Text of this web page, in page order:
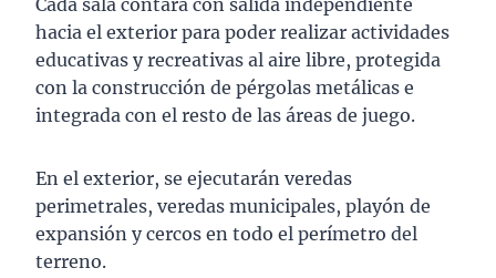
Cada sala contará con salida independiente
hacia el exterior para poder realizar actividades
educativas y recreativas al aire libre, protegida
con la construcción de pérgolas metálicas e
integrada con el resto de las áreas de juego.
En el exterior, se ejecutarán veredas
perimetrales, veredas municipales, playón de
expansión y cercos en todo el perímetro del
terreno.